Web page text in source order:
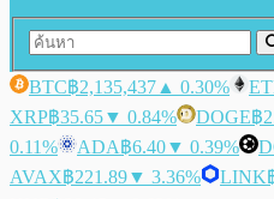
BTC฿2,135,437 ▲ 0.30%
XRP฿35.65▼ 0.84% DOGE฿
0.11%
ADA฿6.40▼ 0.39%
AVAX฿221.89▼ 3.36% LINK